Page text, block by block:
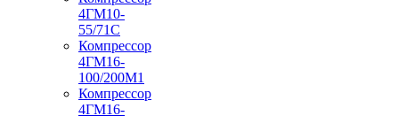
4ГМ10-
55/71С
Компрессор
4ГМ16-
100/200М1
Компрессор
4ГМ16-